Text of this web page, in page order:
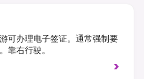
可办理电子签证。通常强制要
靠右行驶。
>